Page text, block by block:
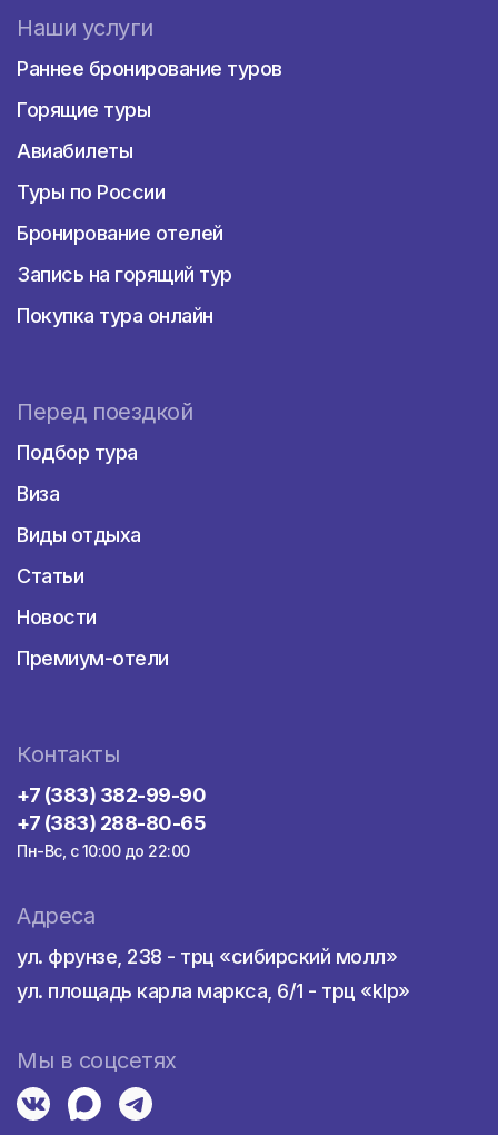
Наши услуги
Раннее бронирование туров
Горящие туры
Авиабилеты
Туры по России
Бронирование отелей
Запись на горящий тур
Покупка тура онлайн
Перед поездкой
Подбор тура
Виза
Виды отдыха
Статьи
Новости
Премиум-отели
Контакты
+7 (383) 382-99-90
+7 (383) 288-80-65
Пн-Вс, с 10:00 до 22:00
Адреса
ул. фрунзе, 238 - трц «сибирский молл»
ул. площадь карла маркса, 6/1 - трц «klp»
Мы в соцсетях